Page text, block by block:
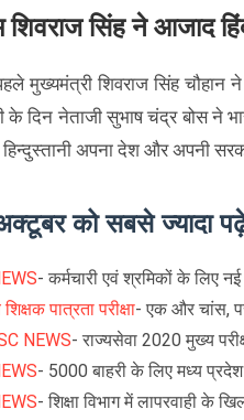
शिवराज सिंह ने आजाद
मुख्यमंत्री शिवराज सिंह
दिन नेताजी सुभाष चंद्र बोस ने
अपना देश और अपनी
को सबसे ज्यादा
- कर्मचारी एवं श्रमिकों के लिए
पात्रता परीक्षा- एक और चांस,
NEWS- राज्यसेवा 2020 मुख्य
- 5000 बाहरी के लिए मध्य
- शिक्षा विभाग में लापरवाही के